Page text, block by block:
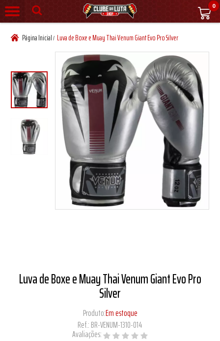
0
Página Inicial/ Luva de Boxe e Muay Thai Venum Giant Evo Pro Silver
Luva de Boxe e Muay Thai Venum Giant Evo Pro
Silver
Produto:Em estoque
Ref.:BR-VENUM-1310-014
Avaliações: